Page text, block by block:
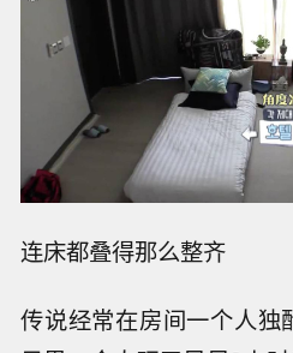
连床都叠得那么整齐
传说经常在房间一个人独